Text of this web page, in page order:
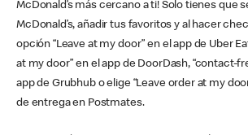
McDonald’s más cercano a ti! Solo tienes que
McDonald’s, añadir tus favoritos y al hacer
opción “Leave at my door” en el app de Uber
at my door” en el app de DoorDash, “contact-
app de Grubhub o elige “Leave order at my
de entrega en Postmates.